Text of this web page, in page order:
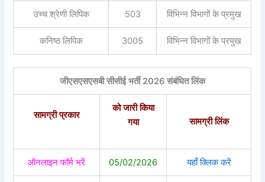
उच्च श्रेणी लिपिक 503 विभिन्न विभागों के प्रमुख
कनिष्ठ लिपिक 3005 विभिन्न विभागों के प्रमुख
जीएसएसएसबी सीसीई भर्ती 2026 संबंधित लिंक
सामग्री प्रकार
को जारी किया
गया
सामग्री लिंक
ऑनलाइन फॉर्म भरें 05/02/2026 यहाँ क्लिक करें